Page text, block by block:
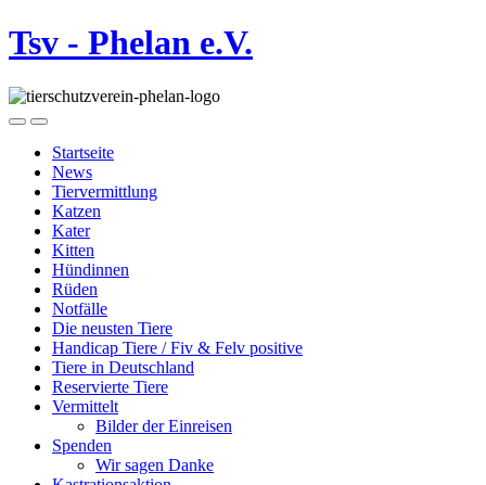
Tsv - Phelan e.V.
Startseite
News
Tiervermittlung
Katzen
Kater
Kitten
Hündinnen
Rüden
Notfälle
Die neusten Tiere
Handicap Tiere / Fiv & Felv positive
Tiere in Deutschland
Reservierte Tiere
Vermittelt
Bilder der Einreisen
Spenden
Wir sagen Danke